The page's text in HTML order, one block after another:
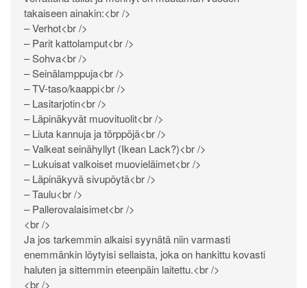
takaiseen ainakin:<br />
– Verhot<br />
– Parit kattolamput<br />
– Sohva<br />
– Seinälamppuja<br />
– TV-taso/kaappi<br />
– Lasitarjotin<br />
– Läpinäkyvät muovituolit<br />
– Liuta kannuja ja törppöjä<br />
– Valkeat seinähyllyt (Ikean Lack?)<br />
– Lukuisat valkoiset muovieläimet<br />
– Läpinäkyvä sivupöytä<br />
– Taulu<br />
– Pallerovalaisimet<br />
<br />
Ja jos tarkemmin alkaisi syynätä niin varmasti
enemmänkin löytyisi sellaista, joka on hankittu kovasti
haluten ja sittemmin eteenpäin laitettu.<br />
<br />